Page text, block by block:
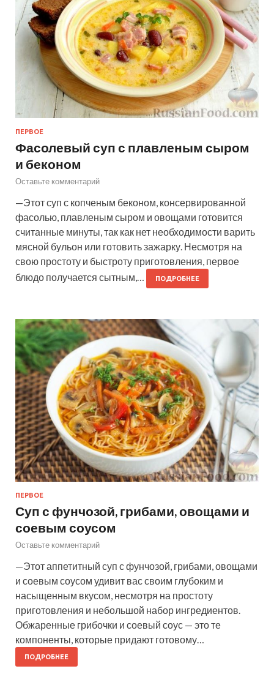
ПЕРВОЕ
Фасолевый суп с плавленым сыром
и беконом
Оставьте комментарий
—Этот суп с копченым беконом, консервированной
фасолью, плавленым сыром и овощами готовится
считанные минуты, так как нет необходимости варить
мясной бульон или готовить зажарку. Несмотря на
свою простоту и быстроту приготовления, первое
блюдо получается сытным,…
ПОДРОБНЕЕ
ПЕРВОЕ
Суп с фунчозой, грибами, овощами и
соевым соусом
Оставьте комментарий
—Этот аппетитный суп с фунчозой, грибами, овощами
и соевым соусом удивит вас своим глубоким и
насыщенным вкусом, несмотря на простоту
приготовления и небольшой набор ингредиентов.
Обжаренные грибочки и соевый соус — это те
компоненты, которые придают готовому…
ПОДРОБНЕЕ